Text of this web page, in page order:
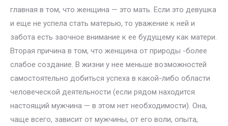
главная в том, что женщина — это мать. Если это девушка
и еще не успела стать матерью, то уважение к ней и
забота есть заочное внимание к ее будущему как матери.
Вторая причина в том, что женщина от природы -более
слабое создание. В жизни у нее меньше возможностей
самостоятельно добиться успеха в какой-либо области
человеческой деятельности (если рядом находится
настоящий мужчина — в этом нет необходимости). Она,
чаще всего, зависит от мужчины, от его воли, опыта,